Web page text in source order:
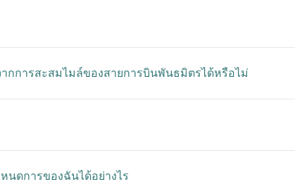
ากการสะสมไมล์ของสายการบินพันธมิตรได้หรือไม่
นดการของฉันได้อย่างไร